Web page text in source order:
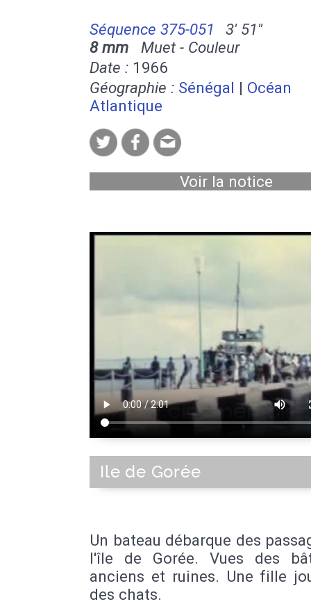
Séquence 375-051
3' 51''
8 mm Muet - Couleur
Date : 1966
Géographie : Sénégal | Océan
Atlantique
Voir la notice
Ile de Gorée
Un bateau débarque des
l'île de Gorée. Vues des
anciens et ruines. Une fille
des chats.